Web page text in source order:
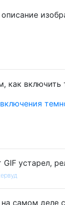
GIF устарел,
на самом деле